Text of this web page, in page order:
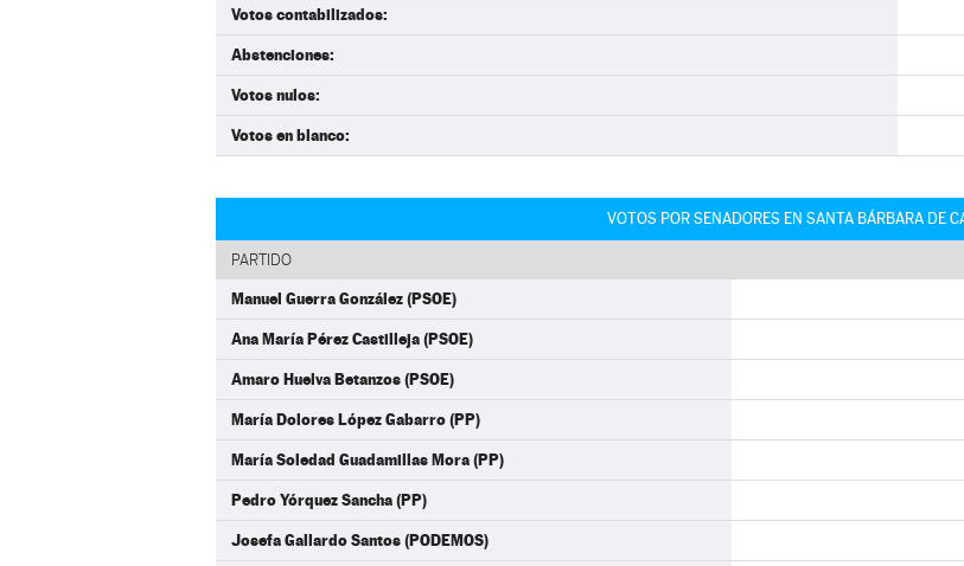
Votos contabilizados:
Abstenciones:
Votos nulos:
Votos en blanco:
VOTOS POR SENADORES EN SANTA BÁRBARA DE
PARTIDO
Manuel Guerra González (PSOE)
Ana María Pérez Castilleja (PSOE)
Amaro Huelva Betanzos (PSOE)
María Dolores López Gabarro (PP)
María Soledad Guadamillas Mora (PP)
Pedro Yórquez Sancha (PP)
Josefa Gallardo Santos (PODEMOS)